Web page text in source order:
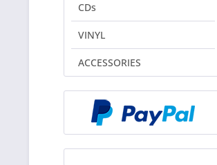
CDs
VINYL
ACCESSORIES